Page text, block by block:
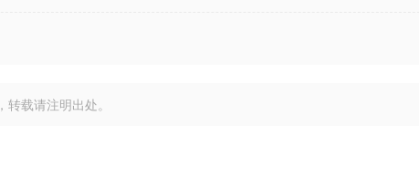
，转载请注明出处。